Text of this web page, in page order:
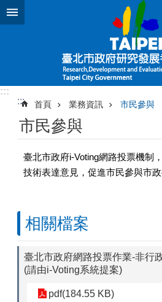
跳到主要內容區塊
:::
:::
首頁 業務資訊 市民參與
市民參與
臺北市政府i-Voting網路投票機制
技術表達意見，促進市民參與市政
相關檔案
臺北市政府網路投票作業-非行
(請由i-Voting系統提案)
pdf(184.55 KB)